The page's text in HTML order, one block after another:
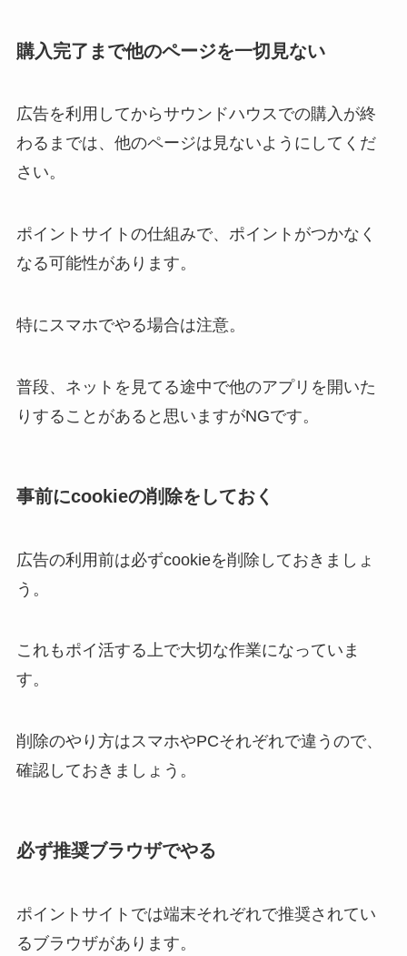
購入完了まで他のページを一切見ない
広告を利用してからサウンドハウスでの購入が終
わるまでは、他のページは見ないようにしてくだ
さい。
ポイントサイトの仕組みで、ポイントがつかなく
なる可能性があります。
特にスマホでやる場合は注意。
普段、ネットを見てる途中で他のアプリを開いた
りすることがあると思いますがNGです。
事前にcookieの削除をしておく
広告の利用前は必ずcookieを削除しておきましょ
う。
これもポイ活する上で大切な作業になっていま
す。
削除のやり方はスマホやPCそれぞれで違うので、
確認しておきましょう。
必ず推奨ブラウザでやる
ポイントサイトでは端末それぞれで推奨されてい
るブラウザがあります。